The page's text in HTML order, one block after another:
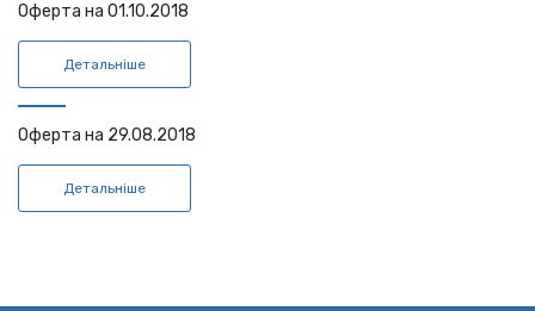
Оферта на 01.10.2018
Детальніше
Оферта на 29.08.2018
Детальніше